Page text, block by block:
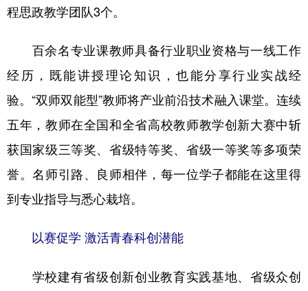
程思政教学团队3个。
百余名专业课教师具备行业职业资格与一线工作
经历，既能讲授理论知识，也能分享行业实战经
验。“双师双能型”教师将产业前沿技术融入课堂。连续
五年，教师在全国和全省高校教师教学创新大赛中斩
获国家级三等奖、省级特等奖、省级一等奖等多项荣
誉。名师引路、良师相伴，每一位学子都能在这里得
到专业指导与悉心栽培。
以赛促学 激活青春科创潜能
学校建有省级创新创业教育实践基地、省级众创